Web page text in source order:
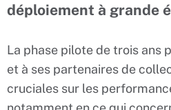
déploiement à grande
La phase pilote de trois ans
et à ses partenaires de
cruciales sur les